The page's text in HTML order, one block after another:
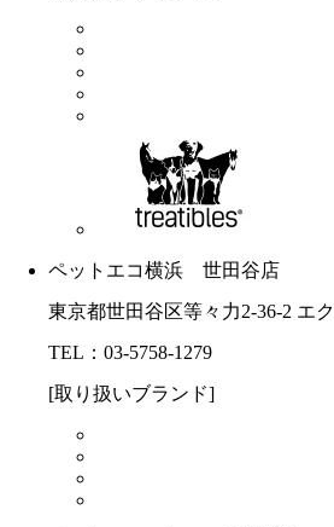
ペットエコ横浜 世田谷店
東京都世田谷区等々力2-36-2 エ
TEL：03-5758-1279
[取り扱いブランド]